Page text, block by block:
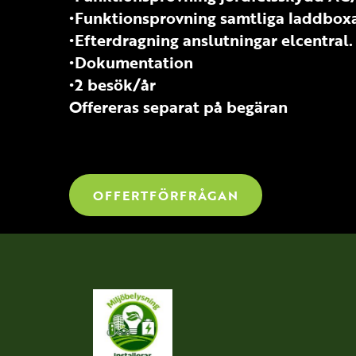
•Funktionsprovning samtliga
•Efterdragning anslutningar elcentral.
•Dokumentation
•2 besök/år
Offereras separat på begäran
OFFERTFÖRFRÅGAN